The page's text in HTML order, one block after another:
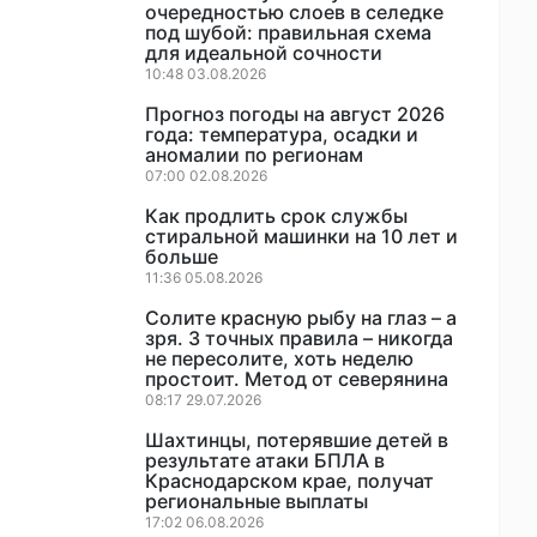
очередностью слоев в селедке
под шубой: правильная схема
для идеальной сочности
10:48 03.08.2026
Прогноз погоды на август 2026
года: температура, осадки и
аномалии по регионам
07:00 02.08.2026
Как продлить срок службы
стиральной машинки на 10 лет и
больше
11:36 05.08.2026
Солите красную рыбу на глаз – а
зря. 3 точных правила – никогда
не пересолите, хоть неделю
простоит. Метод от северянина
08:17 29.07.2026
Шахтинцы, потерявшие детей в
результате атаки БПЛА в
Краснодарском крае, получат
региональные выплаты
17:02 06.08.2026